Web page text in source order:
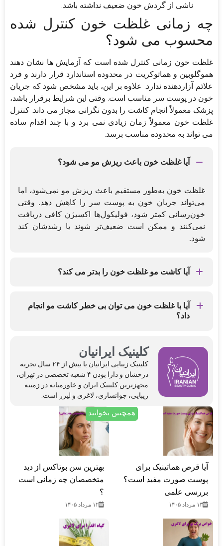
ناشی از گردش خون ضعیف نداشته باشد.
چه زمانی غلظت خون کنترل شده
محسوب می شود؟
غلظت خون زمانی کنترل شده است که آزمایش ها نشان دهند
هموگلوبین و هماتوکریت در محدوده استاندارد قرار دارند و فرد
علائم آزاردهنده ندارد. علاوه بر این، باید مشخص شود که جریان
خون در پوست سر مناسب است. وقتی این شرایط برقرار باشد،
پزشک معمولاً انجام کاشت را بدون نگرانی مجاز می داند. کنترل
غلظت خون معمولاً زمان زیادی نمی برد و با چند اقدام ساده
می تواند به محدوده مناسب برسد.
آیا غلظت خون باعث ریزش مو می شود؟
غلظت خون به‌طور مستقیم باعث ریزش مو نمی‌شود، اما
می‌تواند جریان خون به پوست سر را کاهش دهد. وقتی
خون‌رسانی کمتر شود، فولیکول‌ها اکسیژن کافی دریافت
نمی‌کنند و ممکن است ضعیف‌تر شوند یا رشدشان کند
شود.
آیا کاشت مو غلظت خون را بدتر می کند؟
روی پوست سر انجام می‌شود و به ترکیب خونی بدن
مرتبط نیست.
آیا با غلظت خون می توان بی خطر کاشت مو انجام
داد؟
مو کاملاً بی‌خطر است. لازم است قبل از عمل آزمایش
خون داده شود و پزشک وضعیت بدن را بررسی کند.
کلینیک ایرانیان
کلینیک‌ زیبایی ایرانیان با بیش از ۲۴ سال تجربه
درخشان و دارا بودن ۴ شعبه تخصصی در تهران،
مجهزترین کلینیک ایران و خاورمیانه در زمینه
زیبایی، جوانسازی، لاغری و لیزر است.
همچنین بخوانید
آیا قرص هماتینیک برای
پوست صورت مفید است؟
بررسی علمی
۱۳ مرداد ۱۴۰۵
بهترین سن بوتاکس از دید
متخصصان چه زمانی است
؟
۱۲ مرداد ۱۴۰۵